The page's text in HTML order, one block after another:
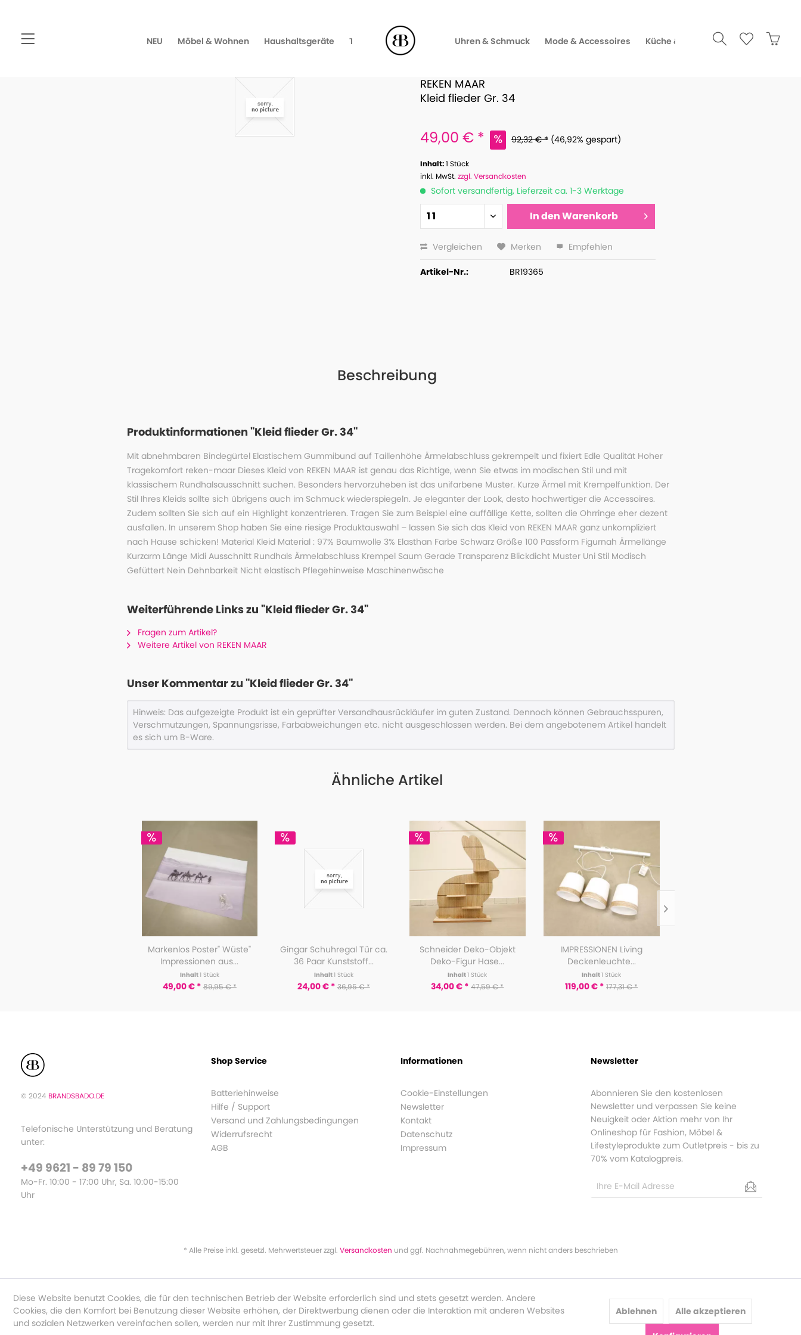
NEU Möbel & Wohnen Haushaltsgeräte TV, Video & Audio Uhren & Schmuck Mode & Accessoires Küche & Gourmet
REKEN MAAR
Kleid flieder Gr. 34
49,00 € * 92,32 € * (46,92% gespart)
Inhalt:1 Stück
inkl. MwSt. zzgl. Versandkosten
Sofort versandfertig, Lieferzeit ca. 1-3 Werktage
In denWarenkorb
Vergleichen Merken Empfehlen
Artikel-Nr.: BR19365
Beschreibung
Produktinformationen "Kleid flieder Gr. 34"
Mit abnehmbaren Bindegürtel Elastischem Gummibund auf Taillenhöhe Ärmelabschluss gekrempelt und fixiert Edle Qualität Hoher
Tragekomfort reken-maar Dieses Kleid von REKEN MAAR ist genau das Richtige, wenn Sie etwas im modischen Stil und mit
klassischem Rundhalsausschnitt suchen. Besonders hervorzuheben ist das unifarbene Muster. Kurze Ärmel mit Krempelfunktion. Der
Stil Ihres Kleids sollte sich übrigens auch im Schmuck wiederspiegeln. Je eleganter der Look, desto hochwertiger die Accessoires.
Zudem sollten Sie sich auf ein Highlight konzentrieren. Tragen Sie zum Beispiel eine auffällige Kette, sollten die Ohrringe eher dezent
ausfallen. In unserem Shop haben Sie eine riesige Produktauswahl – lassen Sie sich das Kleid von REKEN MAAR ganz unkompliziert
nach Hause schicken! Material Kleid Material : 97% Baumwolle 3% Elasthan Farbe Schwarz Größe 100 Passform Figurnah Ärmellänge
Kurzarm Länge Midi Ausschnitt Rundhals Ärmelabschluss Krempel Saum Gerade Transparenz Blickdicht Muster Uni Stil Modisch
Gefüttert Nein Dehnbarkeit Nicht elastisch Pflegehinweise Maschinenwäsche
Weiterführende Links zu "Kleid flieder Gr. 34"
Fragen zum Artikel?
Weitere Artikel von REKEN MAAR
Unser Kommentar zu "Kleid flieder Gr. 34"
Hinweis: Das aufgezeigte Produkt ist ein geprüfter Versandhausrückläufer im guten Zustand. Dennoch können Gebrauchsspuren,
Verschmutzungen, Spannungsrisse, Farbabweichungen etc. nicht ausgeschlossen werden. Bei dem angebotenem Artikel handelt
es sich um B-Ware.
Ähnliche Artikel
Markenlos Poster" Wüste"
Impressionen aus...
Inhalt1 Stück
49,00 € * 89,95 € *
Gingar Schuhregal Tür ca.
36 Paar Kunststoff...
Inhalt1 Stück
24,00 € * 36,95 € *
Schneider Deko-Objekt
Deko-Figur Hase...
Inhalt1 Stück
34,00 € * 47,59 € *
IMPRESSIONEN Living
Deckenleuchte...
Inhalt1 Stück
119,00 € * 177,31 € *
© 2024 BRANDSBADO.DE
Telefonische Unterstützung und Beratung
unter:
+49 9621 - 89 79 150
Mo-Fr. 10:00 - 17:00 Uhr, Sa. 10:00-15:00
Uhr
Shop Service
Batteriehinweise
Hilfe / Support
Versand und Zahlungsbedingungen
Widerrufsrecht
AGB
Informationen
Cookie-Einstellungen
Newsletter
Kontakt
Datenschutz
Impressum
Newsletter
Abonnieren Sie den kostenlosen
Newsletter und verpassen Sie keine
Neuigkeit oder Aktion mehr von Ihr
Onlineshop für Fashion, Möbel &
Lifestyleprodukte zum Outletpreis - bis zu
70% vom Katalogpreis.
* Alle Preise inkl. gesetzl. Mehrwertsteuer zzgl. Versandkosten und ggf. Nachnahmegebühren, wenn nicht anders beschrieben
Diese Website benutzt Cookies, die für den technischen Betrieb der Website erforderlich sind und stets gesetzt werden. Andere
Cookies, die den Komfort bei Benutzung dieser Website erhöhen, der Direktwerbung dienen oder die Interaktion mit anderen Websites
und sozialen Netzwerken vereinfachen sollen, werden nur mit Ihrer Zustimmung gesetzt.
Ablehnen Alle akzeptieren